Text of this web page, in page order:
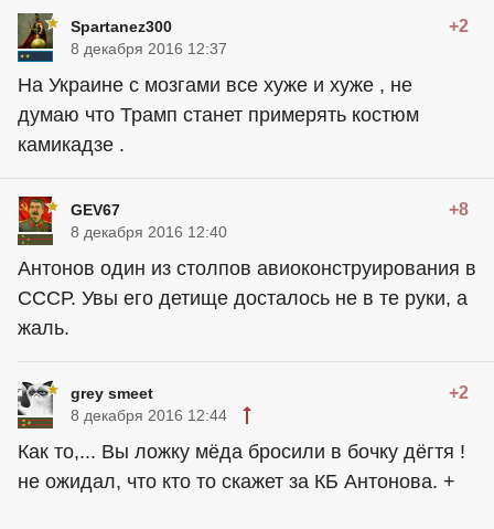
Spartanez300 +2
8 декабря 2016 12:37
На Украине с мозгами все хуже и хуже , не
думаю что Трамп станет примерять костюм
камикадзе .
GEV67 +8
8 декабря 2016 12:40
Антонов один из столпов авиоконструирования в
СССР. Увы его детище досталось не в те руки, а
жаль.
grey smeet +2
8 декабря 2016 12:44
Как то,... Вы ложку мёда бросили в бочку дёгтя !
не ожидал, что кто то скажет за КБ Антонова. +